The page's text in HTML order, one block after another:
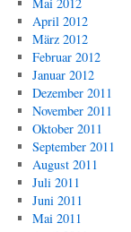
April 2012
März 2012
Februar 2012
Januar 2012
Dezember 2011
November 2011
Oktober 2011
September 2011
August 2011
Juli 2011
Juni 2011
Mai 2011